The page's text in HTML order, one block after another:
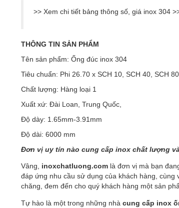
>> Xem chi tiết bảng thông số, giá inox 304
THÔNG TIN SẢN PHẨM
Tên sản phẩm: Ống đúc inox 304
Tiêu chuẩn: Phi 26.70 x SCH 10, SCH 40, SCH 80
Chất lượng: Hàng loại 1
Xuất xứ: Đài Loan, Trung Quốc,
Độ dày: 1.65mm-3.91mm
Độ dài: 6000 mm
Đơn vị uy tín nào cung cấp inox chất lượng
Vâng, inoxchatluong.com là đơn vị mà bạn
đáp ứng nhu cầu sử dụng của khách hàng,
chăng, đem đến cho quý khách hàng một sản
Tự hào là một trong những nhà cung cấp inox